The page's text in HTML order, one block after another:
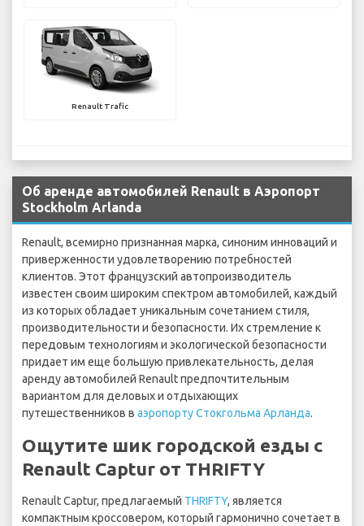
Renault Trafic
Об аренде автомобилей Renault в Аэропорт
Stockholm Arlanda
Renault, всемирно признанная марка, синоним инноваций и
приверженности удовлетворению потребностей
клиентов. Этот французский автопроизводитель
известен своим широким спектром автомобилей, каждый
из которых обладает уникальным сочетанием стиля,
производительности и безопасности. Их стремление к
передовым технологиям и экологической безопасности
придает им еще большую привлекательность, делая
аренду автомобилей Renault предпочтительным
вариантом для деловых и отдыхающих
путешественников в аэропорту Стокгольма Арланда.
Ощутите шик городской езды с
Renault Captur от THRIFTY
Renault Captur, предлагаемый THRIFTY, является
компактным кроссовером, который гармонично сочетает в